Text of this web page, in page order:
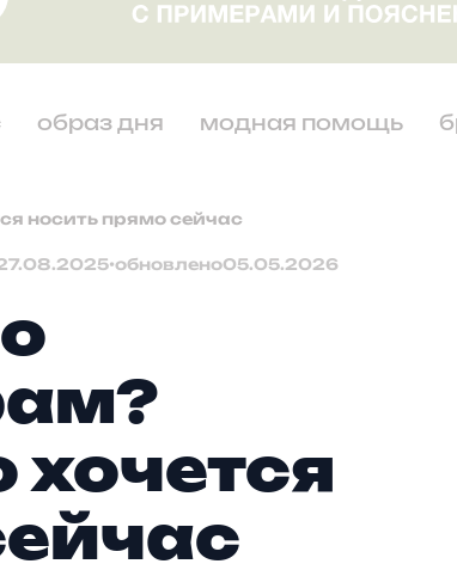
образ дня модная помощь
носить прямо сейчас
•обновлено05.05.2026
хочется